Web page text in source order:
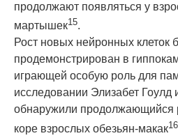
продолжают появляться у
мартышек15.
Рост новых нейронных клеток
продемонстрирован в
играющей особую роль для
исследовании Элизабет Гоулд
обнаружили продолжающийся
коре взрослых обезьян-макак16